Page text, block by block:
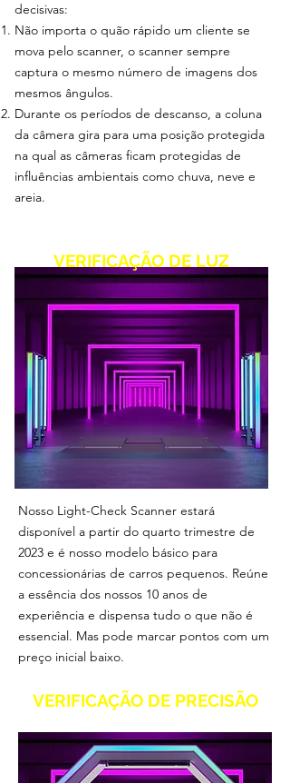
decisivas:
Não importa o quão rápido um cliente se
mova pelo scanner, o scanner sempre
captura o mesmo número de imagens dos
mesmos ângulos.
Durante os períodos de descanso, a coluna
da câmera gira para uma posição protegida
na qual as câmeras ficam protegidas de
influências ambientais como chuva, neve e
areia.
Nosso Light-Check Scanner estará
disponível a partir do quarto trimestre de
2023 e é nosso modelo básico para
concessionárias de carros pequenos. Reúne
a essência dos nossos 10 anos de
experiência e dispensa tudo o que não é
essencial. Mas pode marcar pontos com um
preço inicial baixo.
VERIFICAÇÃO DE LUZ
VERIFICAÇÃO DE PRECISÃO